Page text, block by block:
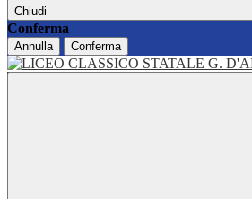
Chiudi
Conferma
Annulla Conferma